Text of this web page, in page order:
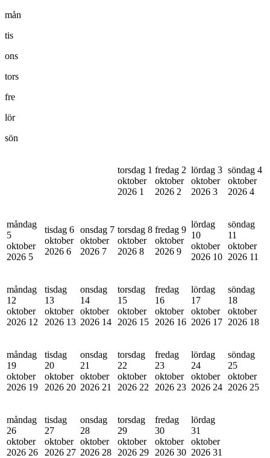
mån
tis
ons
tors
fre
lör
sön
torsdag 1
oktober
2026 1
fredag 2
oktober
2026 2
lördag 3
oktober
2026 3
söndag 4
oktober
2026 4
måndag
5
oktober
2026 5
tisdag 6
oktober
2026 6
onsdag 7
oktober
2026 7
torsdag 8
oktober
2026 8
fredag 9
oktober
2026 9
lördag
10
oktober
2026 10
söndag
11
oktober
2026 11
måndag
12
oktober
2026 12
tisdag
13
oktober
2026 13
onsdag
14
oktober
2026 14
torsdag
15
oktober
2026 15
fredag
16
oktober
2026 16
lördag
17
oktober
2026 17
söndag
18
oktober
2026 18
måndag
19
oktober
2026 19
tisdag
20
oktober
2026 20
onsdag
21
oktober
2026 21
torsdag
22
oktober
2026 22
fredag
23
oktober
2026 23
lördag
24
oktober
2026 24
söndag
25
oktober
2026 25
måndag
26
oktober
2026 26
tisdag
27
oktober
2026 27
onsdag
28
oktober
2026 28
torsdag
29
oktober
2026 29
fredag
30
oktober
2026 30
lördag
31
oktober
2026 31